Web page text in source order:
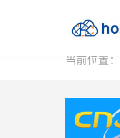
当前位置：